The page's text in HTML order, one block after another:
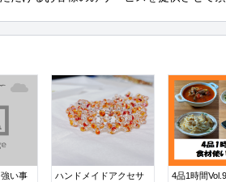
い事
ハンドメイドアクセサ
4品1時間